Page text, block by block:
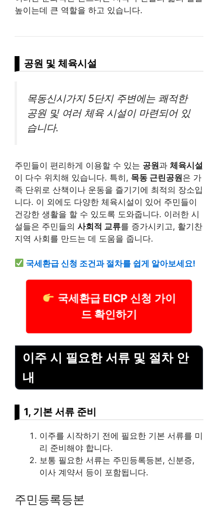
높이는데 큰 역할을 하고 있습니다.
공원 및 체육시설
목동신시가지 5단지 주변에는 쾌적한
공원 및 여러 체육 시설이 마련되어 있
습니다.
주민들이 편리하게 이용할 수 있는 공원과 체육시설
이 다수 위치해 있습니다. 특히, 목동 근린공원은 가
족 단위로 산책이나 운동을 즐기기에 최적의 장소입
니다. 이 외에도 다양한 체육시설이 있어 주민들이
건강한 생활을 할 수 있도록 도와줍니다. 이러한 시
설들은 주민들의 사회적 교류를 증가시키고, 활기찬
지역 사회를 만드는 데 도움을 줍니다.
국세환급 신청 조건과 절차를 쉽게 알아보세요!
국세환급 EICP 신청 가이
드 확인하기
이주 시 필요한 서류 및 절차 안
내
1, 기본 서류 준비
이주를 시작하기 전에 필요한 기본 서류를 미
리 준비해야 합니다.
보통 필요한 서류는 주민등록등본, 신분증,
이사 계약서 등이 포함됩니다.
주민등록등본